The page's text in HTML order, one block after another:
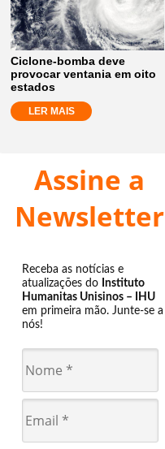
Ciclone-bomba deve
provocar ventania em oito
estados
LER MAIS
Assine a
Newsletter
Receba as notícias e
atualizações do Instituto
Humanitas Unisinos – IHU
em primeira mão. Junte-se a
nós!